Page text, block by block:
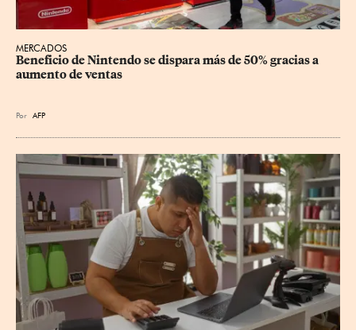
MERCADOS
Beneficio de Nintendo se dispara más de 50% gracias a
aumento de ventas
Por AFP